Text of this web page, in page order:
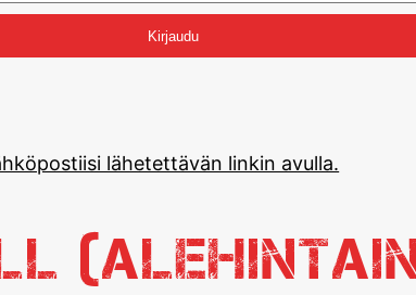
lähetettävän linkin avulla.